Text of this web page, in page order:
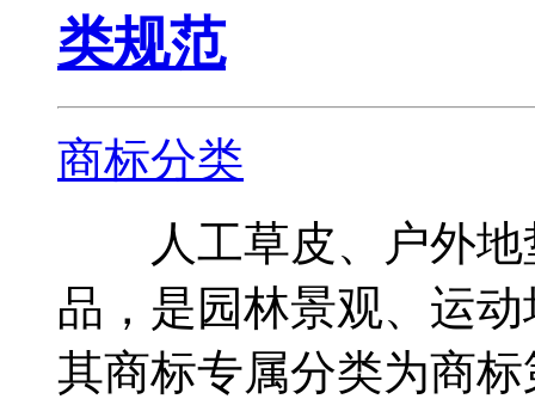
类规范
商标分类
人工草皮、户外地
品，是园林景观、运
其商标专属分类为商